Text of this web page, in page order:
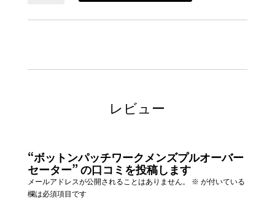
オ
ー
バ
ー
レビュー
“ボットンパッチワークメンズプルオーバー
セーター” の口コミを投稿します
メールアドレスが公開されることはありません。 ※ が付いている
欄は必須項目です